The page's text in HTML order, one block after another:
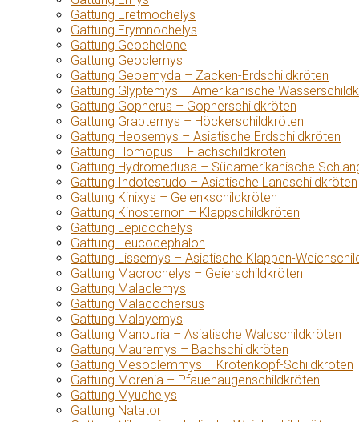
Gattung Eretmochelys
Gattung Erymnochelys
Gattung Geochelone
Gattung Geoclemys
Gattung Geoemyda – Zacken-Erdschildkröten
Gattung Glyptemys – Amerikanische
Gattung Gopherus – Gopherschildkröten
Gattung Graptemys – Höckerschildkröten
Gattung Heosemys – Asiatische Erdschildkröten
Gattung Homopus – Flachschildkröten
Gattung Hydromedusa – Südamerikanische
Gattung Indotestudo – Asiatische Landschildkröten
Gattung Kinixys – Gelenkschildkröten
Gattung Kinosternon – Klappschildkröten
Gattung Lepidochelys
Gattung Leucocephalon
Gattung Lissemys – Asiatische Klappen-
Gattung Macrochelys – Geierschildkröten
Gattung Malaclemys
Gattung Malacochersus
Gattung Malayemys
Gattung Manouria – Asiatische Waldschildkröten
Gattung Mauremys – Bachschildkröten
Gattung Mesoclemmys – Krötenkopf-Schildkröten
Gattung Morenia – Pfauenaugenschildkröten
Gattung Myuchelys
Gattung Natator